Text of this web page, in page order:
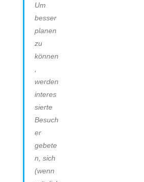
Um
besser
planen
zu
können
,
werden
interes
sierte
Besuch
er
gebete
n, sich
(wenn